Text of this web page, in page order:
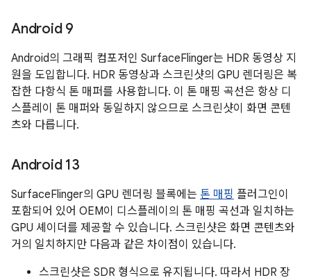
Android 9
Android의 그래픽 컴포저인 SurfaceFlinger는 HDR 동영상 지
원을 도입합니다. HDR 동영상과 스크린샷의 GPU 렌더링은 복
잡한 다항식 톤 매퍼를 사용합니다. 이 톤 매핑 곡선은 항상 디
스플레이 톤 매퍼와 동일하지 않으므로 스크린샷이 화면 콘텐
츠와 다릅니다.
Android 13
SurfaceFlinger의 GPU 렌더링 블록에는 톤 매핑 플러그인이
포함되어 있어 OEM이 디스플레이의 톤 매핑 곡선과 일치하는
GPU 셰이더를 제공할 수 있습니다. 스크린샷은 화면 콘텐츠와
거의 일치하지만 다음과 같은 차이점이 있습니다.
스크린샷은 SDR 형식으로 유지됩니다. 따라서 HDR 장